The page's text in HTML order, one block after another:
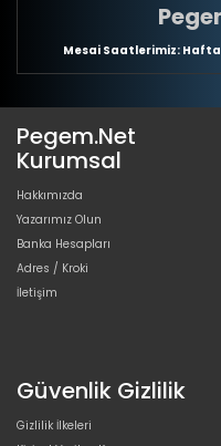
Mesai Saatlerimiz: Hafta
Pegem.Net
Kurumsal
Hakkımızda
Yazarımız Olun
Banka Hesapları
Adres / Kroki
İletişim
Güvenlik Gizlilik
Gizlilik İlkeleri